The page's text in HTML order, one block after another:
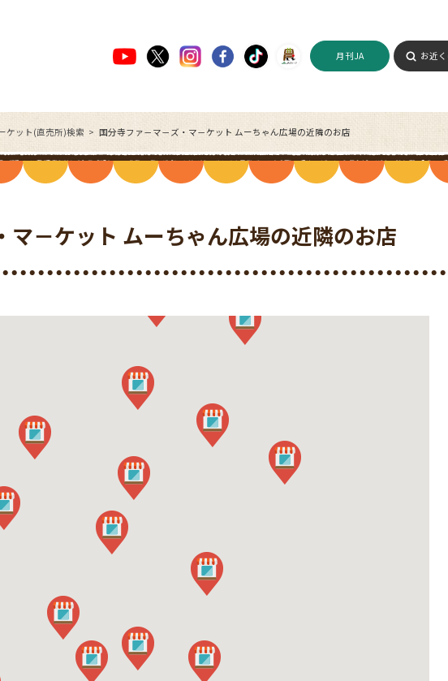
月刊JA お近
ケット(直売所)検索 国分寺ファ－マ－ズ・マ－ケット ムーちゃん広場の近隣のお店
マ－ケット ムーちゃん広場の近隣のお店